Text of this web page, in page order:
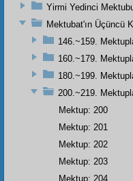
Yirmi Yedinci
Mektubat'ın Üçüncü
146.~159.
160.~179.
180.~199.
200.~219.
Mektup: 200
Mektup: 201
Mektup: 202
Mektup: 203
Mektup: 204